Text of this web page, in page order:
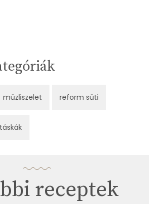
müzliszelet reform süti
receptek